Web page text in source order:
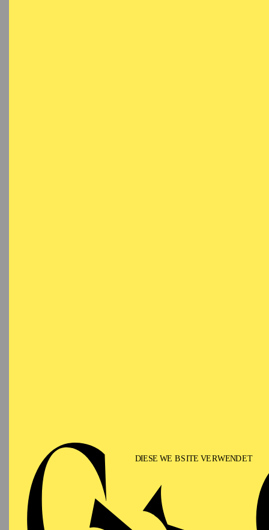
Marek Tůma ist seit
Theaters –
Ökonomie und
erfolgreich mit dem
Marek Tůma is since